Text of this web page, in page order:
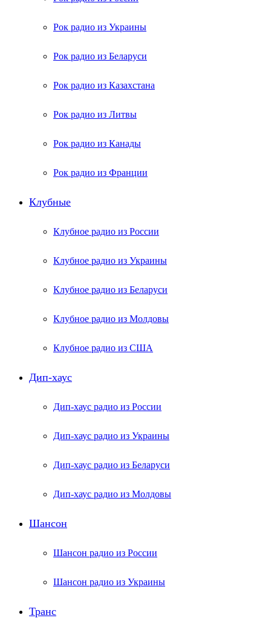
Рок радио из Украины
Рок радио из Беларуси
Рок радио из Казахстана
Рок радио из Литвы
Рок радио из Канады
Рок радио из Франции
Клубные
Клубное радио из России
Клубное радио из Украины
Клубное радио из Беларуси
Клубное радио из Молдовы
Клубное радио из США
Дип-хаус
Дип-хаус радио из России
Дип-хаус радио из Украины
Дип-хаус радио из Беларуси
Дип-хаус радио из Молдовы
Шансон
Шансон радио из России
Шансон радио из Украины
Транс